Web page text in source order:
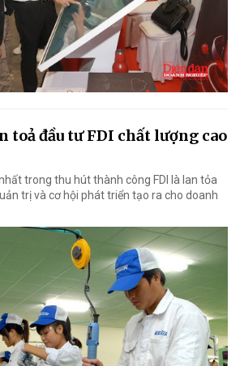
toả đầu tư FDI chất lượng cao
trong thu hút thành công FDI là lan tỏa
trị và cơ hội phát triển tạo ra cho doanh